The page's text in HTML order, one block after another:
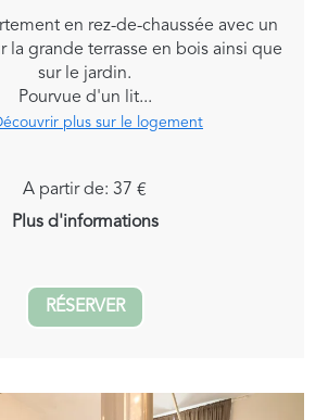
en rez-de-chaussée avec un
la grande terrasse en bois ainsi que
sur le jardin.
Pourvue d'un lit...
plus sur le logement
A partir de: 37 €
Plus d'informations
RÉSERVER